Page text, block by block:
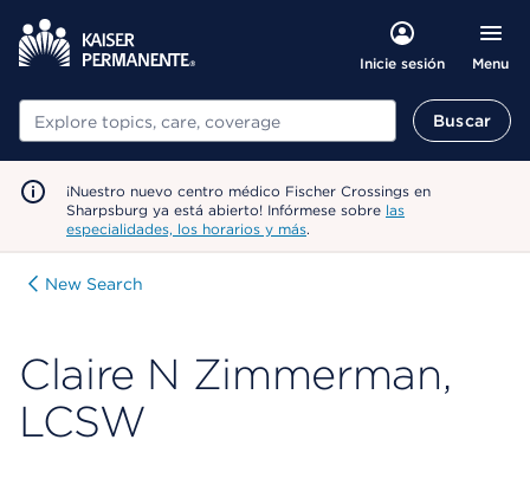
Inicie sesión Menu
Buscar Buscar
¡Nuestro nuevo centro médico Fischer Crossings en
Sharpsburg ya está abierto! Infórmese sobre las
especialidades, los horarios y más.
New Search
Claire N Zimmerman,
LCSW